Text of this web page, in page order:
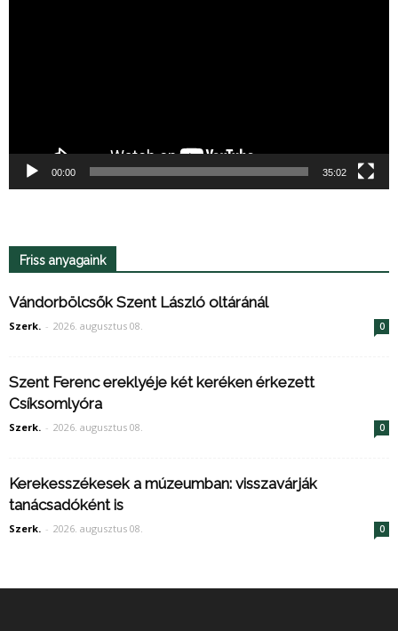
00:00 35:02
Friss anyagaink
Vándorbölcsők Szent László oltáránál
Szerk. - 2026. augusztus 08. 0
Szent Ferenc ereklyéje két keréken érkezett
Csíksomlyóra
Szerk. - 2026. augusztus 08. 0
Kerekesszékesek a múzeumban: visszavárják
tanácsadóként is
Szerk. - 2026. augusztus 08. 0